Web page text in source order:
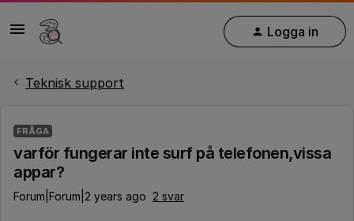
Logga in
Teknisk support
FRÅGA
varför fungerar inte surf på telefonen,vissa
appar?
Forum|Forum|2 years ago 2 svar